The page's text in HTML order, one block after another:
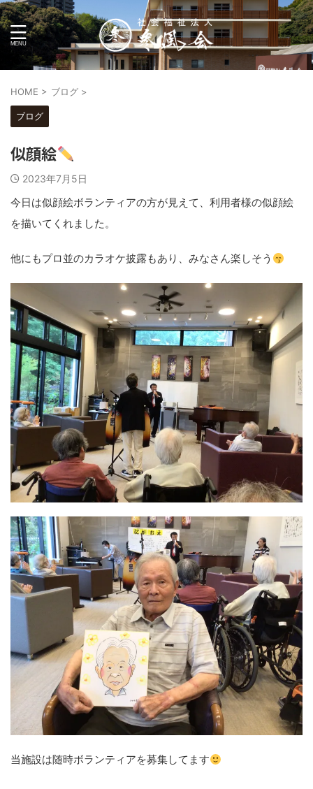
HOME > ブログ >
ブログ
似顔絵
2023年7月5日
今日は似顔絵ボランティアの方が見えて、利用者様の似顔絵
を描いてくれました。
他にもプロ並のカラオケ披露もあり、みなさん楽しそう
当施設は随時ボランティアを募集してます